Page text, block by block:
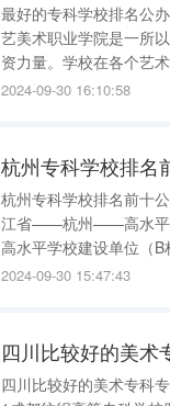
最好的专科学校排名公办 以下是我推荐的公办专科学校排名榜： 1.上海工艺美术职业学院 上海工
艺美术职业学院是一所
资力量。学校在各个艺
合作关系，使学生们更容易地找到实习和
2024-09-30 16:10:58
杭州专科学校排名
杭州专科学校排名前十公办 杭州专科学校排名前十公办如下： 1——浙江机电职业技
江省——杭州——高水平学校建设单位（A档）
高水平学校建设单位（B档） 3——杭州职业技术学院——浙江省——杭州——高水平
位（B档） 4——浙江建设职业技术学院——浙江省——杭州——高水平专业群建设单位（A档） 5
2024-09-30 15:47:43
四川比较好的美术
四川比较好的美术专科专业 四川美院 它有个三本在绵阳的 而且